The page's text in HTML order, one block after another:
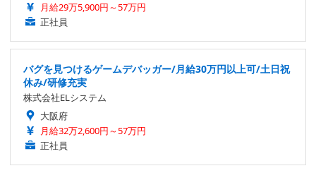
月給29万5,900円～57万円
正社員
バグを見つけるゲームデバッガー/月給30万円以上可/土日祝
休み/研修充実
株式会社ELシステム
大阪府
月給32万2,600円～57万円
正社員